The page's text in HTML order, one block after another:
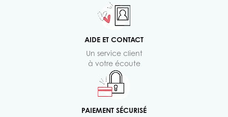
AIDE ET CONTACT
Un service client
à votre écoute
PAIEMENT SÉCURISÉ